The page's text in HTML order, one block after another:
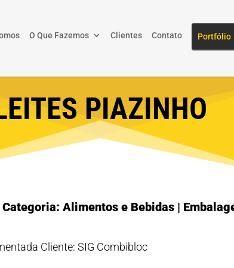
O Que Fazemos Clientes Contato Portfólio
PIAZINHO
Alimentos e Bebidas |
Cliente: SIG Combibloc